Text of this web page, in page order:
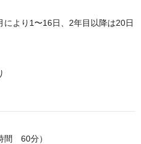
により1〜16日、2年目以降は20日
　60分）